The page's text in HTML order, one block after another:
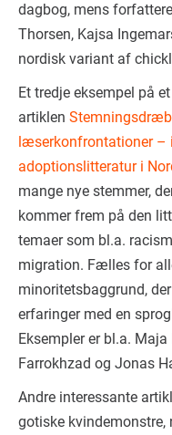
dagbog, mens
Thorsen, Kajsa
nordisk variant af
Et tredje eksempel på
artiklen
læserkonfrontationer –
adoptionslitteratur i
mange nye stemmer,
kommer frem på den
temaer som bl.a.
migration. Fælles for
minoritetsbaggrund,
erfaringer med en
Eksempler er bl.a.
Farrokhzad og Jonas
Andre interessante
gotiske kvindemonstre,